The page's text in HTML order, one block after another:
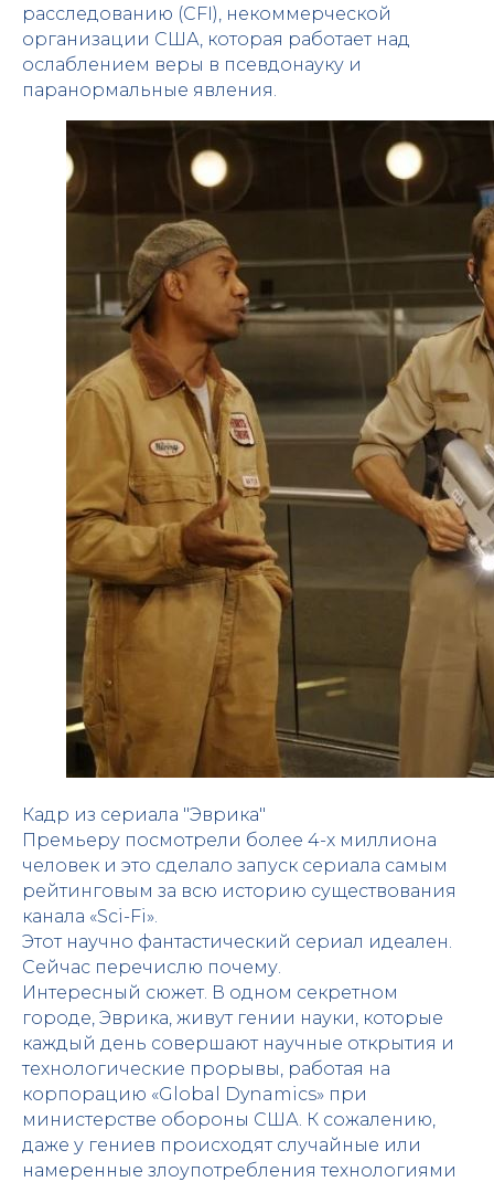
расследованию (CFI), некоммерческой
организации США, которая работает над
ослаблением веры в псевдонауку и
паранормальные явления.
Кадр из сериала "Эврика"
Премьеру посмотрели более 4-х миллиона
человек и это сделало запуск сериала самым
рейтинговым за всю историю существования
канала «Sci-Fi».
Этот научно фантастический сериал идеален.
Сейчас перечислю почему.
Интересный сюжет. В одном секретном
городе, Эврика, живут гении науки, которые
каждый день совершают научные открытия и
технологические прорывы, работая на
корпорацию «Global Dynamics» при
министерстве обороны США. К сожалению,
даже у гениев происходят случайные или
намеренные злоупотребления технологиями